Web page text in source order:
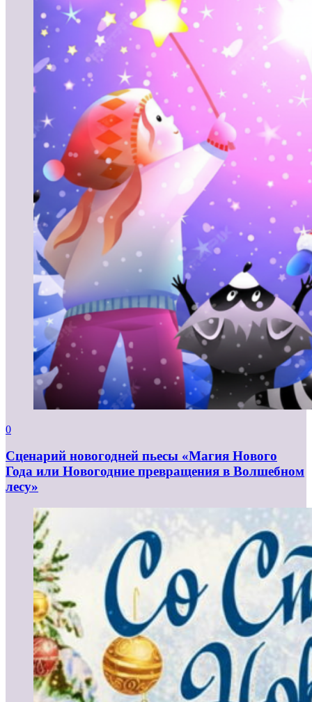
0
Сценарий новогодней пьесы «Магия Нового
Года или Новогодние превращения в Волшебном
лесу»